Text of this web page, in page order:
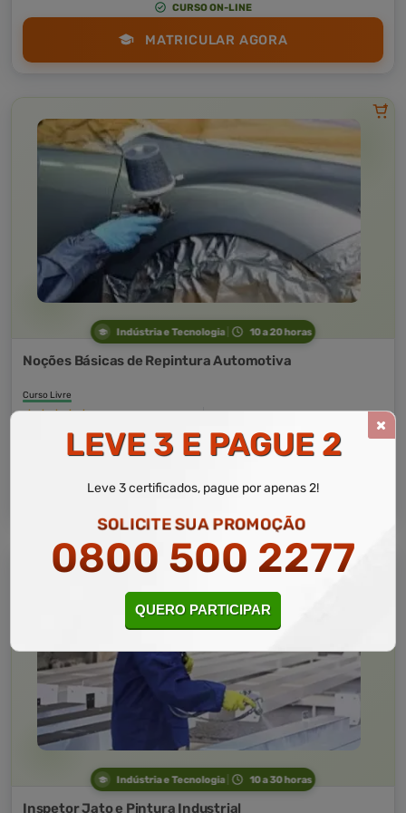
CURSO ON-LINE
MATRICULAR AGORA
Indústria e Tecnologia 10 a 20 horas
Noções Básicas de Repintura Automotiva
Curso Livre
3,0 · Estrelas
Curso
Gratuito
CURSO ON-LINE
MATRICULAR AGORA
Indústria e Tecnologia 10 a 30 horas
Inspetor Jato e Pintura Industrial
LEVE 3 E PAGUE 2
Leve 3 certificados, pague por apenas 2!
SOLICITE SUA PROMOÇÃO
0800 500 2277
QUERO PARTICIPAR